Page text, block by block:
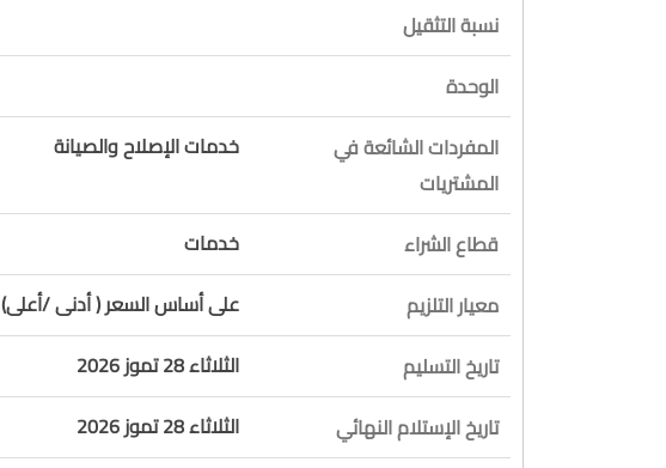
نسبة التثقيل
الوحدة
المفردات الشائعة في
المشتريات
خدمات الإصلاح والصيانة
قطاع الشراء
خدمات
معيار التلزيم
على أساس السعر ( أدنى /أعلى)
تاريخ التسليم
الثلاثاء 28 تموز 2026
تاريخ الإستلام النهائي
الثلاثاء 28 تموز 2026